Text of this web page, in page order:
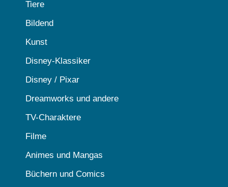
Tiere
Bildend
Kunst
Disney-Klassiker
Disney / Pixar
Dreamworks und andere
TV-Charaktere
Filme
Animes und Mangas
Büchern und Comics